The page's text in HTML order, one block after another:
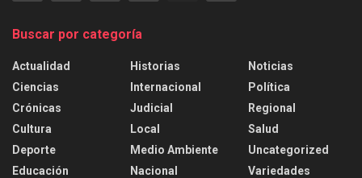
Buscar por categoría
Actualidad
Ciencias
Crónicas
Cultura
Deporte
Educación
Historias
Internacional
Judicial
Local
Medio Ambiente
Nacional
Noticias
Política
Regional
Salud
Uncategorized
Variedades